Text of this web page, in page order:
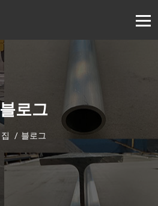
블로그
집 블로그